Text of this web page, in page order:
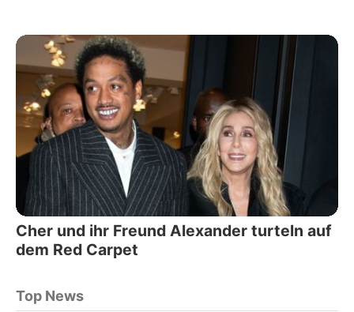
Cher und ihr Freund Alexander turteln auf
dem Red Carpet
Top News